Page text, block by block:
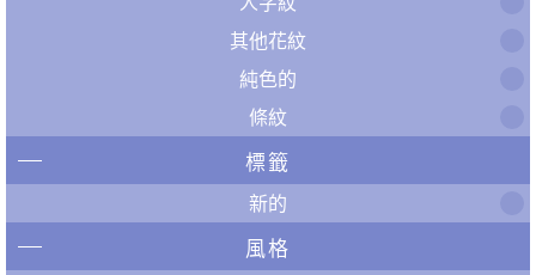
其他花紋
純色的
條紋
標籤
新的
風格